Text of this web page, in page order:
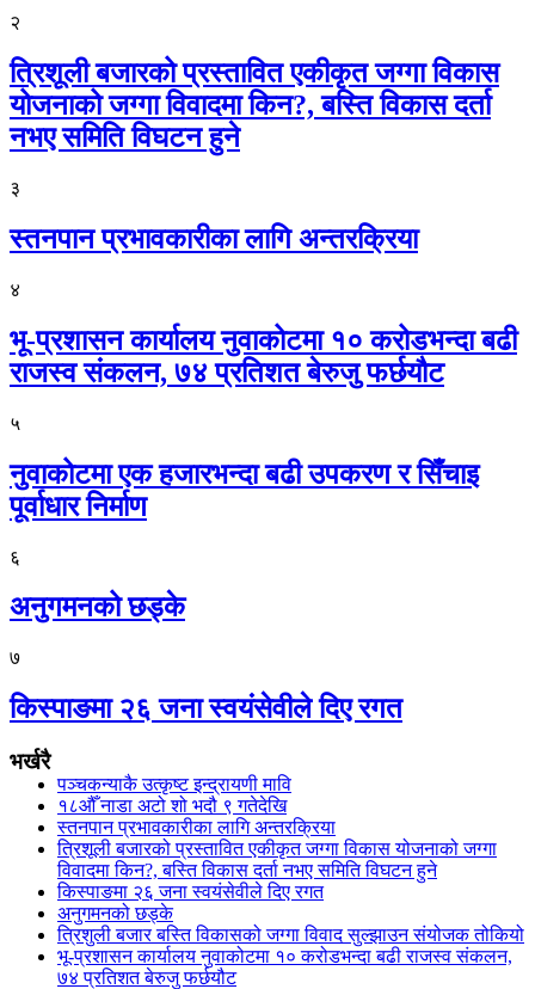
२
त्रिशूली बजारको प्रस्तावित एकीकृत जग्गा विकास
योजनाको जग्गा विवादमा किन?, बस्ति विकास दर्ता
नभए समिति विघटन हुने
३
स्तनपान प्रभावकारीका लागि अन्तरक्रिया
४
भू-प्रशासन कार्यालय नुवाकोटमा १० करोडभन्दा बढी
राजस्व संकलन, ७४ प्रतिशत बेरुजु फर्छयौट
५
नुवाकोटमा एक हजारभन्दा बढी उपकरण र सिँचाइ
पूर्वाधार निर्माण
६
अनुगमनको छड्के
७
किस्पाङमा २६ जना स्वयंसेवीले दिए रगत
भर्खरै
पञ्चकन्याकै उत्कृष्ट इन्द्रायणी मावि
१८औँ नाडा अटो शो भदौ ९ गतेदेखि
स्तनपान प्रभावकारीका लागि अन्तरक्रिया
त्रिशूली बजारको प्रस्तावित एकीकृत जग्गा विकास योजनाको जग्गा
विवादमा किन?, बस्ति विकास दर्ता नभए समिति विघटन हुने
किस्पाङमा २६ जना स्वयंसेवीले दिए रगत
अनुगमनको छड्के
त्रिशुली बजार बस्ति विकासको जग्गा विवाद सुल्झाउन संयोजक तोकियो
भू-प्रशासन कार्यालय नुवाकोटमा १० करोडभन्दा बढी राजस्व संकलन,
७४ प्रतिशत बेरुजु फर्छयौट